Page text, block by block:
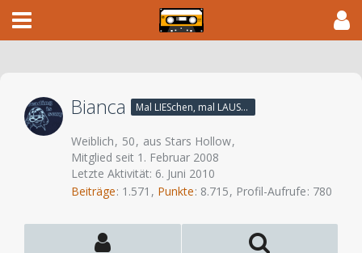
Bianca Mal LIESchen, mal LAUSCHi - aber immer Linux
Weiblich 50
aus Stars Hollow
Mitglied seit 1. Februar 2008
Letzte Aktivität: 6. Juni 2010
Beiträge 1.571 Punkte 8.715 Profil-Aufrufe 780